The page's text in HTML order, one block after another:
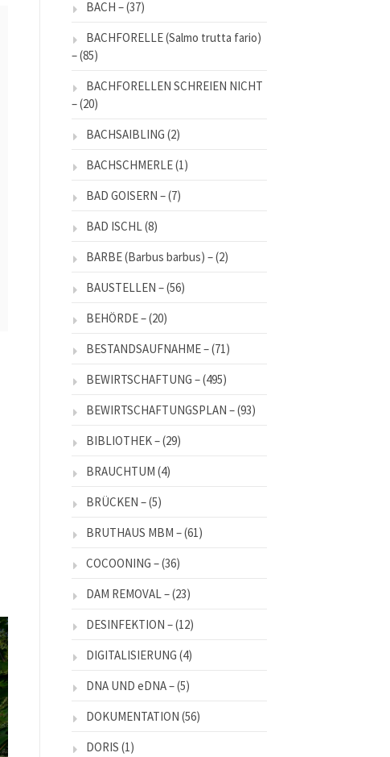
BACH –(37)
BACHFORELLE (Salmo trutta fario)
–(85)
BACHFORELLEN SCHREIEN NICHT
–(20)
BACHSAIBLING (2)
BACHSCHMERLE(1)
BAD GOISERN –(7)
BAD ISCHL(8)
BARBE (Barbus barbus) –(2)
BAUSTELLEN –(56)
BEHÖRDE –(20)
BESTANDSAUFNAHME –(71)
BEWIRTSCHAFTUNG –(495)
BEWIRTSCHAFTUNGSPLAN –(93)
BIBLIOTHEK –(29)
BRAUCHTUM (4)
BRÜCKEN –(5)
BRUTHAUS MBM –(61)
COCOONING –(36)
DAM REMOVAL –(23)
DESINFEKTION –(12)
DIGITALISIERUNG (4)
DNA UND eDNA –(5)
DOKUMENTATION (56)
DORIS (1)